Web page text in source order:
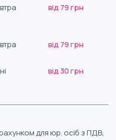
від 79 грн
від 79 грн
від 30 грн
для юр. осіб з ПДВ,